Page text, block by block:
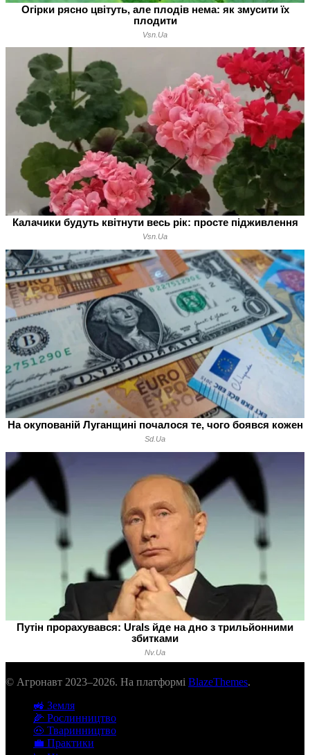
© Агронавт 2023–2026. На платформі BlazeThemes.
🚜 Земля
🌽 Рослинництво
🐽 Тваринництво
💼 Практики